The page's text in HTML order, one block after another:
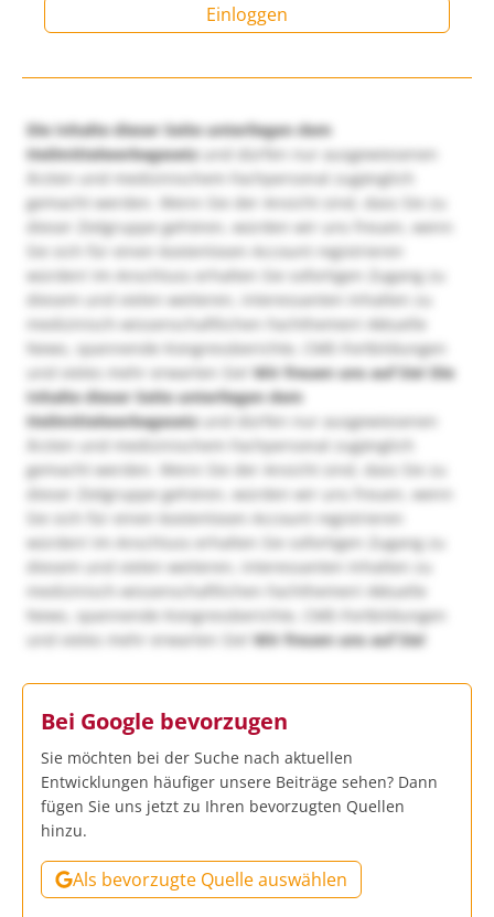
Einloggen
Die Inhalte dieser Seite unterliegen dem
Heilmittelwerbegesetzund dürfen nur ausgewiesenen
Ärzten und medizinischem Fachpersonal zugänglich
gemacht werden. Wenn Sie der Ansicht sind, dass Sie zu
dieser Zielgruppe gehören, würden wir uns freuen, wenn
Sie sich für einen kostenlosen Account registrieren
würden! Im Anschluss erhalten Sie sofortigen Zugang zu
diesem und vielen weiteren, interessanten Inhalten zu
medizinisch-wissenschaftlichen Fachthemen! Aktuelle
News, spannende Kongressberichte, CME-Fortbildungen
und vieles mehr erwarten Sie!Wir freuen uns auf Sie! Die
Inhalte dieser Seite unterliegen dem
Heilmittelwerbegesetzund dürfen nur ausgewiesenen
Ärzten und medizinischem Fachpersonal zugänglich
gemacht werden. Wenn Sie der Ansicht sind, dass Sie zu
dieser Zielgruppe gehören, würden wir uns freuen, wenn
Sie sich für einen kostenlosen Account registrieren
würden! Im Anschluss erhalten Sie sofortigen Zugang zu
diesem und vielen weiteren, interessanten Inhalten zu
medizinisch-wissenschaftlichen Fachthemen! Aktuelle
News, spannende Kongressberichte, CME-Fortbildungen
und vieles mehr erwarten Sie!Wir freuen uns auf Sie!
Bei Google bevorzugen
Sie möchten bei der Suche nach aktuellen
Entwicklungen häufiger unsere Beiträge sehen? Dann
fügen Sie uns jetzt zu Ihren bevorzugten Quellen
hinzu.
Als bevorzugte Quelle auswählen